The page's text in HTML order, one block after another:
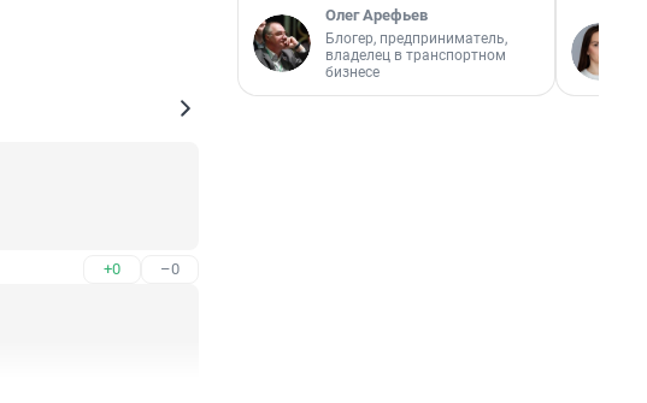
+0 –0
Олег Арефьев
Блогер, предприниматель,
владелец в транспортном
бизнесе